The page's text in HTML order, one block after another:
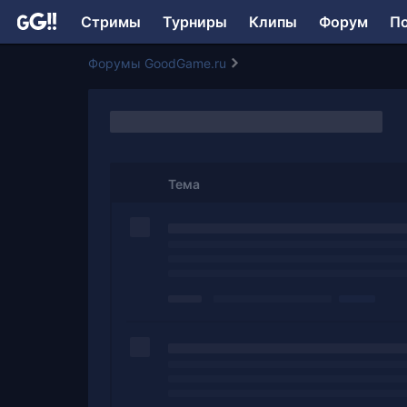
Стримы Турниры Клипы Форум
Форумы GoodGame.ru
Тема